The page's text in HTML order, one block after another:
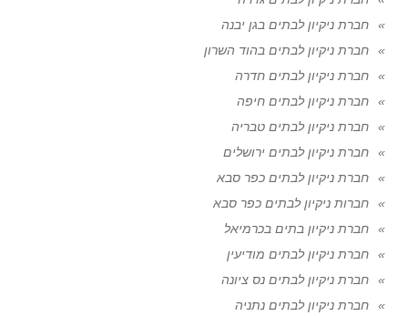
חברת ניקיון לבתים בגן יבנה
חברת ניקיון לבתים בהוד השרון
חברת ניקיון לבתים חדרה
חברת ניקיון לבתים חיפה
חברת ניקיון לבתים טבריה
חברת ניקיון לבתים ירושלים
חברת ניקיון לבתים כפר סבא
חברות ניקיון לבתים כפר סבא
חברת ניקיון בתים בכרמיאל
חברת ניקיון לבתים מודיעין
חברת ניקיון לבתים נס ציונה
חברת ניקיון לבתים נתניה